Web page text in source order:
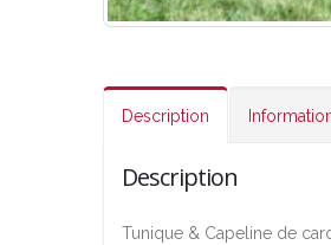
Description
Description
Tunique & Capeline de